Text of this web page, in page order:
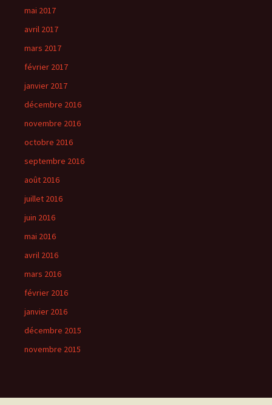
mai 2017
avril 2017
mars 2017
février 2017
janvier 2017
décembre 2016
novembre 2016
octobre 2016
septembre 2016
août 2016
juillet 2016
juin 2016
mai 2016
avril 2016
mars 2016
février 2016
janvier 2016
décembre 2015
novembre 2015